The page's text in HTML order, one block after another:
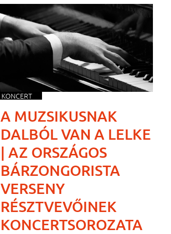
KONCERT
A MUZSIKUSNAK
DALBÓL VAN A LELKE
| AZ ORSZÁGOS
BÁRZONGORISTA
VERSENY
RÉSZTVEVŐINEK
KONCERTSOROZATA